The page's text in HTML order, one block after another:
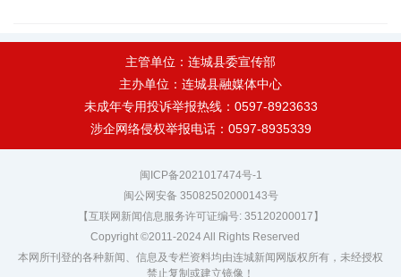
主管单位：连城县委宣传部
主办单位：连城县融媒体中心
未成年专用投诉举报热线：0597-8923633
涉企网络侵权举报电话：0597-8935339
闽ICP备2021017474号-1
闽公网安备 35082502000143号
【互联网新闻信息服务许可证编号: 35120200017】
Copyright ©2011-2024 All Rights Reserved
本网所刊登的各种新闻、信息及专栏资料均由连城新闻网版权所有，未经授权
禁止复制或建立镜像！